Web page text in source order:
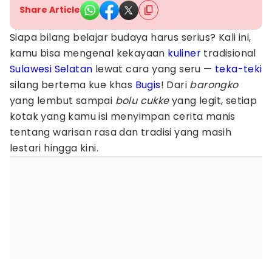
Share Article
Siapa bilang belajar budaya harus serius? Kali ini,
kamu bisa mengenal kekayaan kuliner tradisional
Sulawesi Selatan lewat cara yang seru — teka-teki
silang bertema kue khas Bugis! Dari barongko
yang lembut sampai bolu cukkeyang legit, setiap
kotak yang kamu isi menyimpan cerita manis
tentang warisan rasa dan tradisi yang masih
lestari hingga kini.